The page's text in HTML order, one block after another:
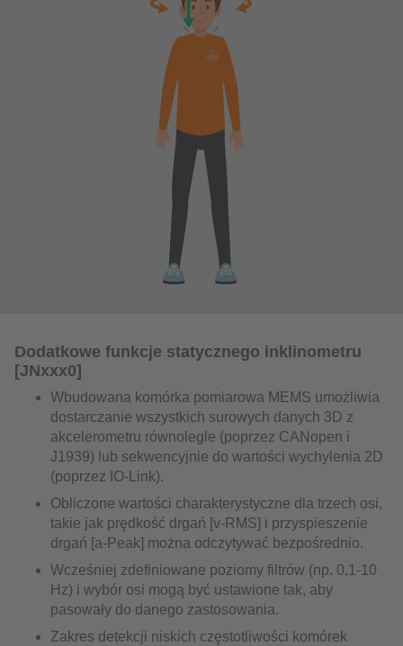
Dodatkowe funkcje statycznego inklinometru
[JNxxx0]
Wbudowana komórka pomiarowa MEMS umożliwia
dostarczanie wszystkich surowych danych 3D z
akcelerometru równolegle (poprzez CANopen i
J1939) lub sekwencyjnie do wartości wychylenia 2D
(poprzez IO-Link).
Obliczone wartości charakterystyczne dla trzech osi,
takie jak prędkość drgań [v-RMS] i przyspieszenie
drgań [a-Peak] można odczytywać bezpośrednio.
Wcześniej zdefiniowane poziomy filtrów (np. 0,1-10
Hz) i wybór osi mogą być ustawione tak, aby
pasowały do danego zastosowania.
Zakres detekcji niskich częstotliwości komórek